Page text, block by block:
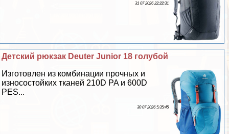
31 07 2026 22:22:31
Детский рюкзак Deuter Junior 18 гoлyбой
Изготовлен из комбинации прочных и
износостойких тканей 210D PA и 600D
PES...
30 07 2026 5:35:45